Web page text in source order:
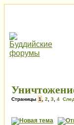
Страницы 1 2 3 4